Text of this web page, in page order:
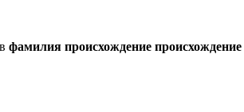
фамилия происхождение происхождение